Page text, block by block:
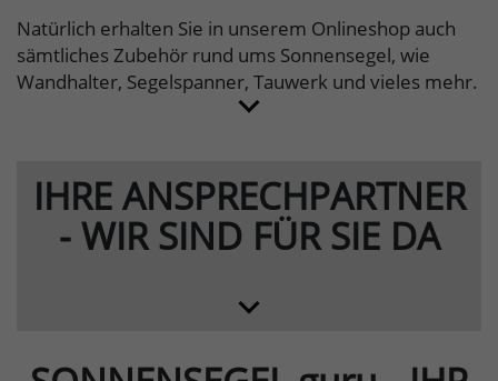
Natürlich erhalten Sie in unserem Onlineshop auch
sämtliches Zubehör rund ums Sonnensegel, wie
Wandhalter, Segelspanner, Tauwerk und vieles mehr.
IHRE ANSPRECHPARTNER
- WIR SIND FÜR SIE DA